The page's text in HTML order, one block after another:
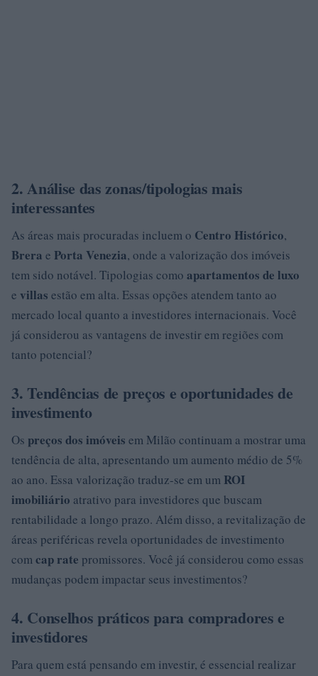
2. Análise das zonas/tipologias mais
interessantes
As áreas mais procuradas incluem o Centro Histórico,
Brera e Porta Venezia, onde a valorização dos imóveis
tem sido notável. Tipologias como apartamentos de luxo
e villas estão em alta. Essas opções atendem tanto ao
mercado local quanto a investidores internacionais. Você
já considerou as vantagens de investir em regiões com
tanto potencial?
3. Tendências de preços e oportunidades de
investimento
Os preços dos imóveis em Milão continuam a mostrar uma
tendência de alta, apresentando um aumento médio de 5%
ao ano. Essa valorização traduz-se em um ROI
imobiliário atrativo para investidores que buscam
rentabilidade a longo prazo. Além disso, a revitalização de
áreas periféricas revela oportunidades de investimento
comcap rate promissores. Você já considerou como essas
mudanças podem impactar seus investimentos?
4. Conselhos práticos para compradores e
investidores
Para quem está pensando em investir, é essencial realizar